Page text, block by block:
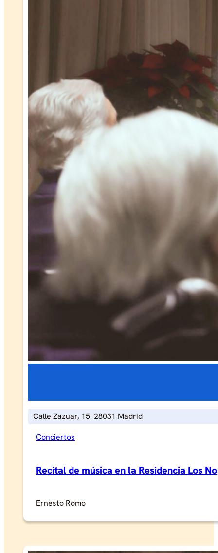
Calle Zazuar, 15. 28031 Madrid
Conciertos
Recital de música en la Residencia Los
Ernesto Romo